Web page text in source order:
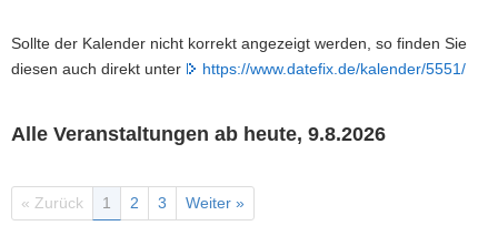
n
Sollte der Kalender nicht korrekt angezeigt werden, so finden Sie
diesen auch direkt unter
https://www.datefix.de/kalender/5551/
Alle Veranstaltungen ab heute, 9.8.2026
« Zurück 1 2 3 Weiter »